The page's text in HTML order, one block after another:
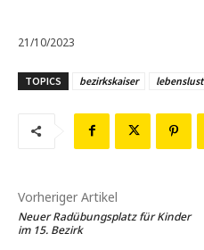
21/10/2023
TOPICS bezirkskaiser lebenslust
Vorheriger Artikel
Neuer Radübungsplatz für Kinder
im 15. Bezirk